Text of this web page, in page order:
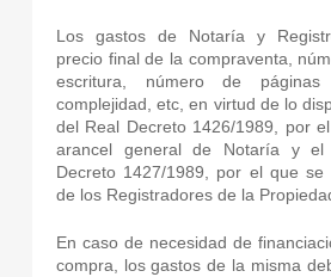
Los gastos de Notaría y
precio final de la compraventa,
escritura, número de
complejidad, etc, en virtud de lo
del Real Decreto 1426/1989, por
arancel general de Notaría y
Decreto 1427/1989, por el que
de los Registradores de la
En caso de necesidad de
compra, los gastos de la misma